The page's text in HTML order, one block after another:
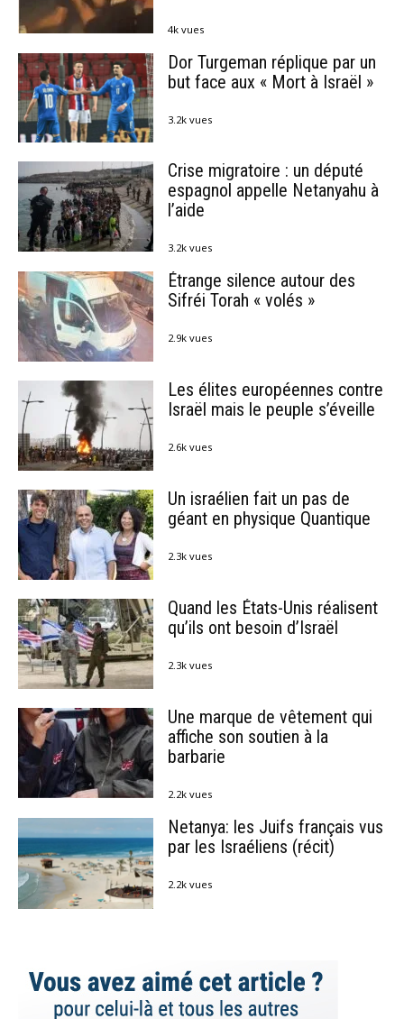
4k vues
Dor Turgeman réplique par un
but face aux « Mort à Israël »
3.2k vues
Crise migratoire : un député
espagnol appelle Netanyahu à
l’aide
3.2k vues
Étrange silence autour des
Sifréi Torah « volés »
2.9k vues
Les élites européennes contre
Israël mais le peuple s’éveille
2.6k vues
Un israélien fait un pas de
géant en physique Quantique
2.3k vues
Quand les États-Unis réalisent
qu’ils ont besoin d’Israël
2.3k vues
Une marque de vêtement qui
affiche son soutien à la
barbarie
2.2k vues
Netanya: les Juifs français vus
par les Israéliens (récit)
2.2k vues